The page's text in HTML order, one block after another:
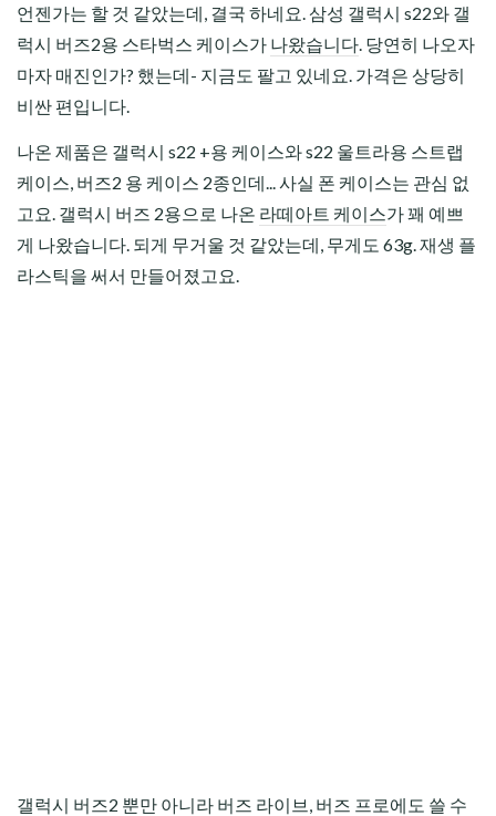
언젠가는 할 것 같았는데, 결국 하네요. 삼성 갤럭시 s22와 갤
럭시 버즈2용 스타벅스 케이스가 나왔습니다 . 당연히 나오자
마자 매진인가? 했는데- 지금도 팔고 있네요. 가격은 상당히
비싼 편입니다.
나온 제품은 갤럭시 s22 +용 케이스와 s22 울트라용 스트랩
케이스, 버즈2 용 케이스 2종인데... 사실 폰 케이스는 관심 없
고요. 갤럭시 버즈 2용으로 나온 라떼아트 케이스가 꽤 예쁘
게 나왔습니다. 되게 무거울 것 같았는데, 무게도 63g. 재생 플
라스틱을 써서 만들어졌고요.
갤럭시 버즈2 뿐만 아니라 버즈 라이브, 버즈 프로에도 쓸 수